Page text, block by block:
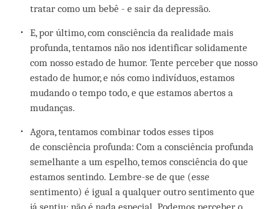
tratar como um bebê - e sair da depressão.
E, por último, com consciência da realidade mais
profunda, tentamos não nos identificar solidamente
com nosso estado de humor. Tente perceber que nosso
estado de humor, e nós como indivíduos, estamos
mudando o tempo todo, e que estamos abertos a
mudanças.
Agora, tentamos combinar todos esses tipos
de consciência profunda: Com a consciência profunda
semelhante a um espelho, temos consciência do que
estamos sentindo. Lembre-se de que (esse
sentimento) é igual a qualquer outro sentimento que